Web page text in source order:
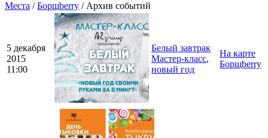
Места /Борщberry / Архив событий
5 декабря
2015
11:00
Белый завтрак
Мастер-класс,
новый год
На карте
Борщberry